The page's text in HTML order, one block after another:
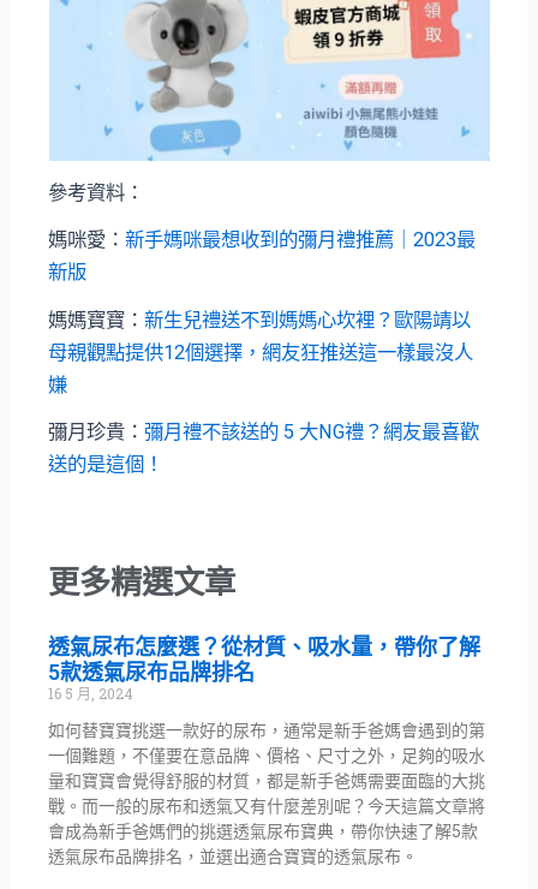
參考資料：
媽咪愛：新手媽咪最想收到的彌月禮推薦｜2023最
新版
媽媽寶寶：新生兒禮送不到媽媽心坎裡？歐陽靖以
母親觀點提供12個選擇，網友狂推送這一樣最沒人
嫌
彌月珍貴：彌月禮不該送的 5 大NG禮？網友最喜歡
送的是這個！
更多精選文章
透氣尿布怎麼選？從材質、吸水量，帶你了解
5款透氣尿布品牌排名
16 5 月, 2024
如何替寶寶挑選一款好的尿布，通常是新手爸媽會遇到的第
一個難題，不僅要在意品牌、價格、尺寸之外，足夠的吸水
量和寶寶會覺得舒服的材質，都是新手爸媽需要面臨的大挑
戰。而一般的尿布和透氣又有什麼差別呢？今天這篇文章將
會成為新手爸媽們的挑選透氣尿布寶典，帶你快速了解5款
透氣尿布品牌排名，並選出適合寶寶的透氣尿布。